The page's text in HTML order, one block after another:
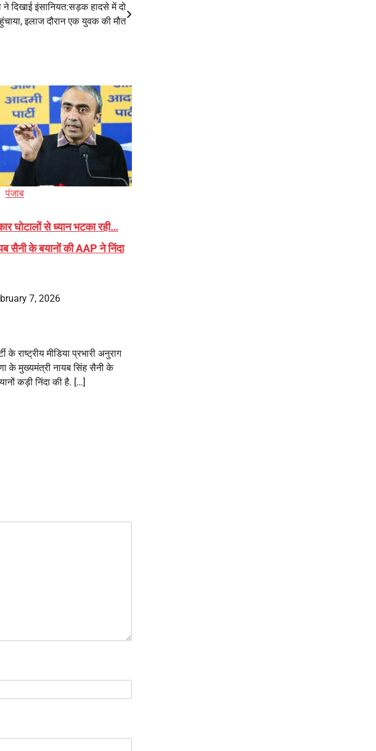
दिखाई इंसानियत:सड़क हादसे में दो
इलाज दौरान एक युवक की मौत
पंजाब
घोटालों से ध्यान भटका रही…
सैनी के बयानों की AAP ने निंदा
7, 2026
के राष्ट्रीय मीडिया प्रभारी अनुराग
के मुख्यमंत्री नायब सिंह सैनी के
कड़ी निंदा की है. […]